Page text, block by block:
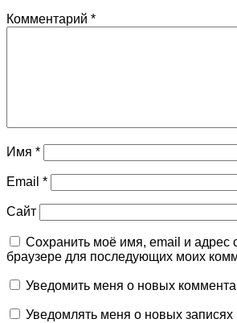
Комментарий *
Имя *
Email *
Сайт
Сохранить моё имя, email и адрес
браузере для последующих моих
Уведомить меня о новых
Уведомлять меня о новых записях